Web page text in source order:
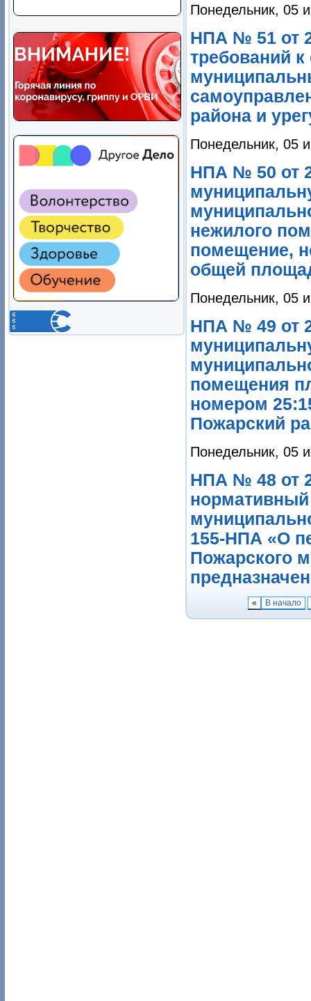
Понедельник, 05
НПА № 51 от
требований
района и
Понедельник, 05
НПА № 50 от
нежилого
помещение,
общей
Понедельник, 05
НПА № 49 от
помещения
номером
Пожарский
Понедельник, 05
НПА № 48 от
155-НПА «О
Пожарского
« В начало